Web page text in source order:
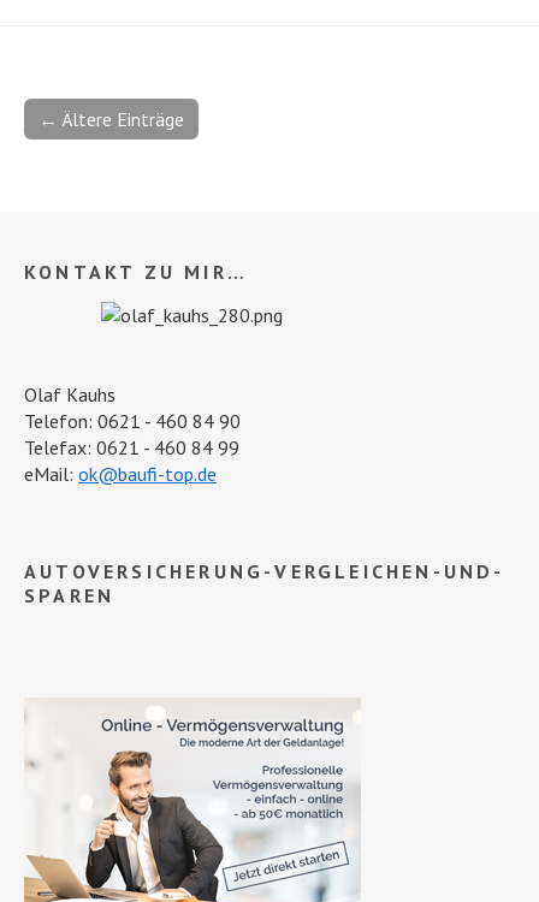
← Ältere Einträge
KONTAKT ZU MIR…
Olaf Kauhs
Telefon: 0621 - 460 84 90
Telefax: 0621 - 460 84 99
eMail: ok@baufi-top.de
AUTOVERSICHERUNG-VERGLEICHEN-UND-
SPAREN